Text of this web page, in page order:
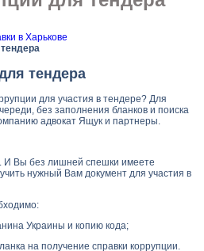
в Харькове
тендера
для участия в тендере? Для
без заполнения бланков и поиска
адвокат Ящук и партнеры.
И Вы без лишней спешки имеете
нужный Вам документ для участия в
Украины и копию кода;
на получение справки коррупции.